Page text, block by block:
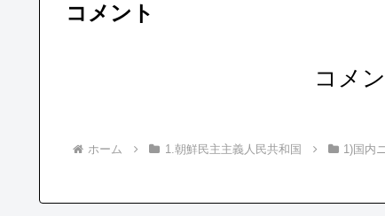
コメント
コメ
ホーム 1.朝鮮民主主義人民共和国 1)国内